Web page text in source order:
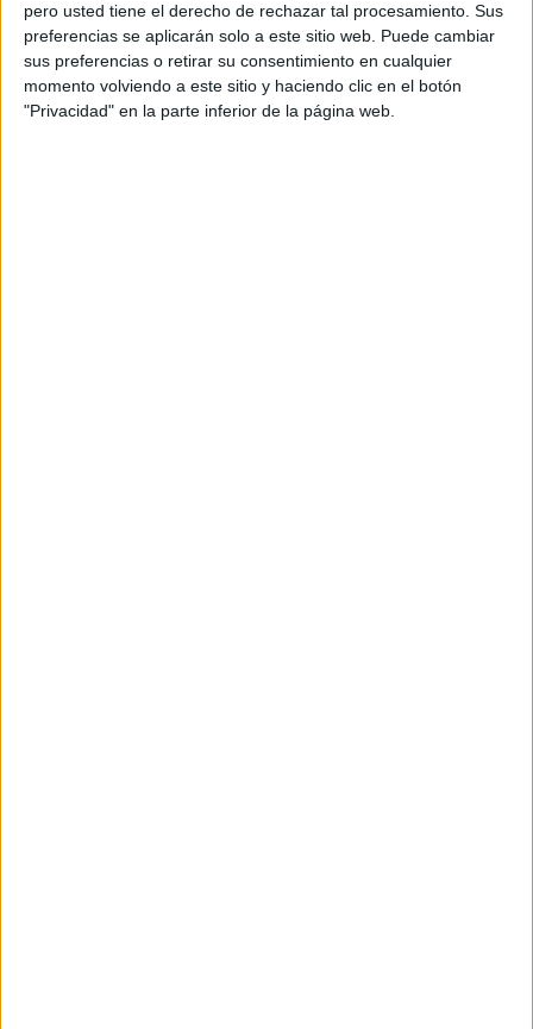
pero usted tiene el derecho de rechazar tal procesamiento. Sus
preferencias se aplicarán solo a este sitio web. Puede cambiar
sus preferencias o retirar su consentimiento en cualquier
momento volviendo a este sitio y haciendo clic en el botón
"Privacidad" en la parte inferior de la página web.
Usuarios de playas de Ceuta piden más
vigilancia y limpieza tras la crisis
migratoria
HACE 1 HORA